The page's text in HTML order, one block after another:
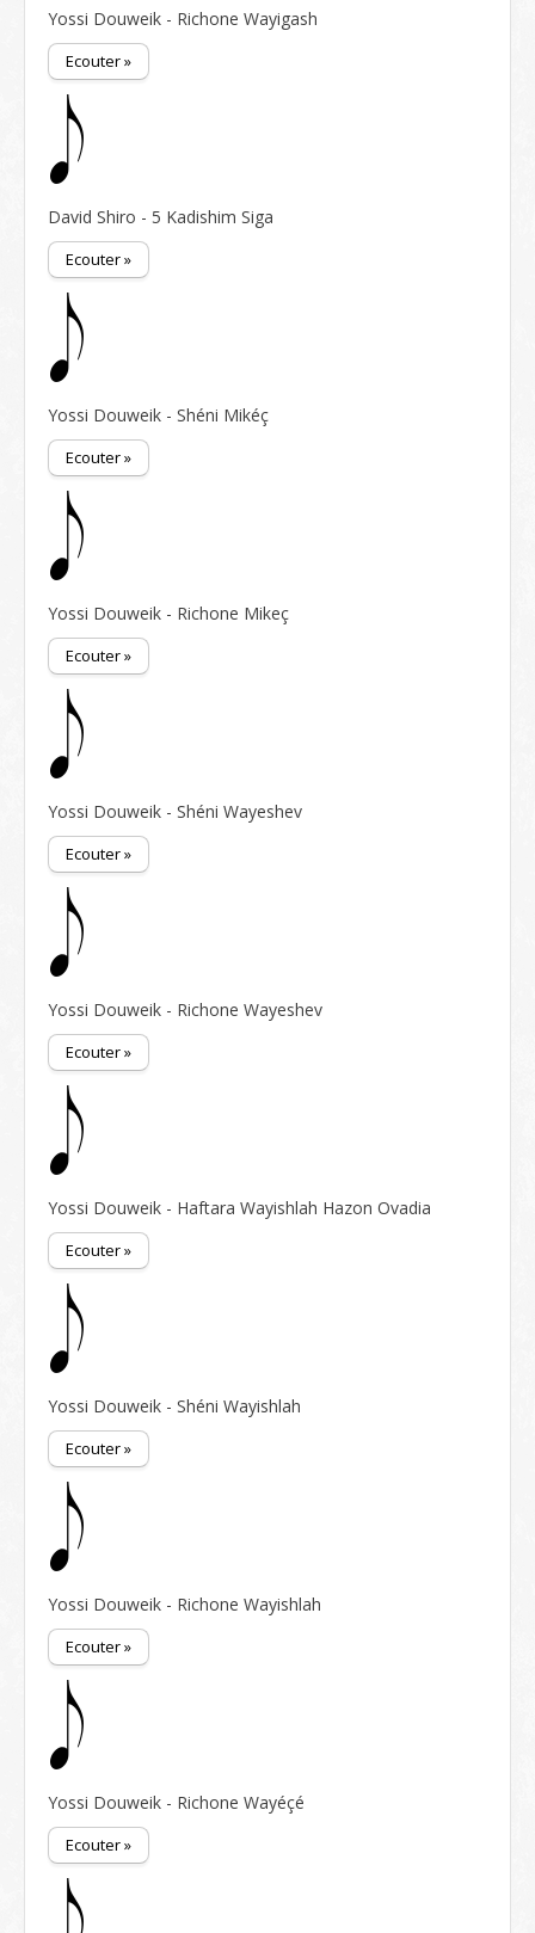
Yossi Douweik - Richone Wayigash
Ecouter »
David Shiro - 5 Kadishim Siga
Ecouter »
Yossi Douweik - Shéni Mikéç
Ecouter »
Yossi Douweik - Richone Mikeç
Ecouter »
Yossi Douweik - Shéni Wayeshev
Ecouter »
Yossi Douweik - Richone Wayeshev
Ecouter »
Yossi Douweik - Haftara Wayishlah Hazon Ovadia
Ecouter »
Yossi Douweik - Shéni Wayishlah
Ecouter »
Yossi Douweik - Richone Wayishlah
Ecouter »
Yossi Douweik - Richone Wayéçé
Ecouter »